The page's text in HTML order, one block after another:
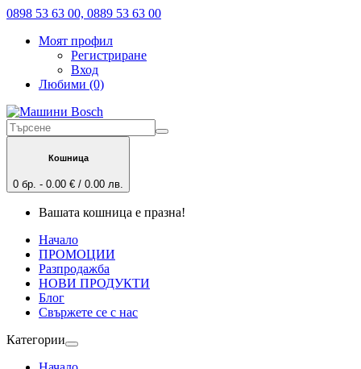
0898 53 63 00, 0889 53 63 00
Моят профил
Регистриране
Вход
Любими (0)
Кошница
0 бр. - 0.00 € / 0.00 лв.
Вашата кошница е празна!
Начало
ПРОМОЦИИ
Разпродажба
НОВИ ПРОДУКТИ
Блог
Свържете се с нас
Категории